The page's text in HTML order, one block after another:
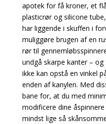
apotek for få kroner, et
plasticrør og silicone
har liggende i skuffen i
muliggøre brugen af en
rør til
undgå skarpe kanter –
ikke kan opstå en vinkel
enden af kanylen. Med
bane for, at du med
modificere dine
mindst lige så